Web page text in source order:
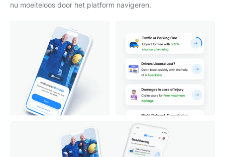
nu moeiteloos door het platform navigeren.